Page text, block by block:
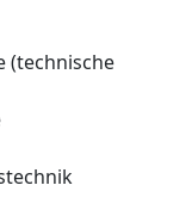
(technische